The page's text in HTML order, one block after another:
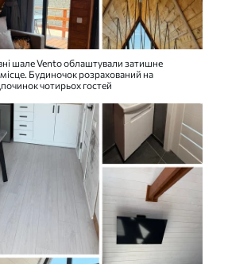
шале Vento облаштували затишне
Будиночок розрахований на
чотирьох гостей